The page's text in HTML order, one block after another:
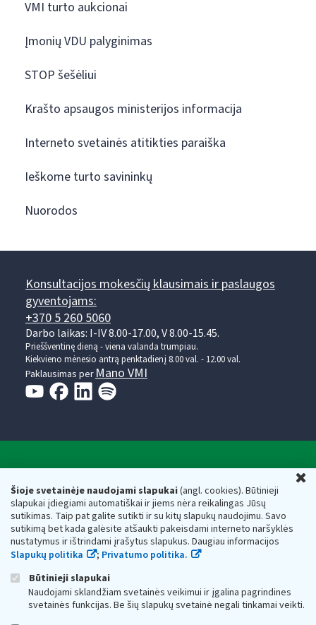
Šioje svetainėje naudojami slapukai(angl. cookies). Būtinieji
slapukai įdiegiami automatiškai ir jiems nėra reikalingas Jūsų
sutikimas. Taip pat galite sutikti ir su kitų slapukų naudojimu. Savo
sutikimą bet kada galėsite atšaukti pakeisdami interneto naršyklės
nustatymus ir ištrindami įrašytus slapukus. Daugiau informacijos
Slapukų politika
; Privatumo politika.
Būtinieji slapukai
Naudojami sklandžiam svetainės veikimui ir įgalina pagrindines
svetainės funkcijas. Be šių slapukų svetainė negali tinkamai veikti.
VMI turto aukcionai
Įmonių VDU palyginimas
STOP šešėliui
Krašto apsaugos ministerijos informacija
Interneto svetainės atitikties paraiška
Ieškome turto savininkų
Nuorodos
Konsultacijos mokesčių klausimais ir paslaugos
gyventojams:
+370 5 260 5060
Darbo laikas: I-IV 8.00-17.00, V 8.00-15.45.
Prieššventinę dieną - viena valanda trumpiau.
Kiekvieno mėnesio antrą penktadienį 8.00 val. - 12.00 val.
Paklausimas per Mano VMI
Respublikos finansų ministerijos
Biudžetinė įstaiga. Juridinio asmens kodas — 188659752,
adresas: Vasario 16-osios g. 14, 01107 Vilnius, Lietuva, el.paštas:
vmi@vmi.lt, E. pristatymo dėžutės adresas 188659752
Duomenys apie Valstybinę mokesčių inspekciją prie Lietuvos
Respublikos finansų ministerijos kaupiami ir saugomi Juridinių